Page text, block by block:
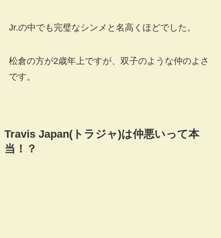
Jr.の中でも完璧なシンメと名高くほどでした。
松倉の方が2歳年上ですが、双子のような仲のよさ
です。
Travis Japan(トラジャ)は仲悪いって本
当！？